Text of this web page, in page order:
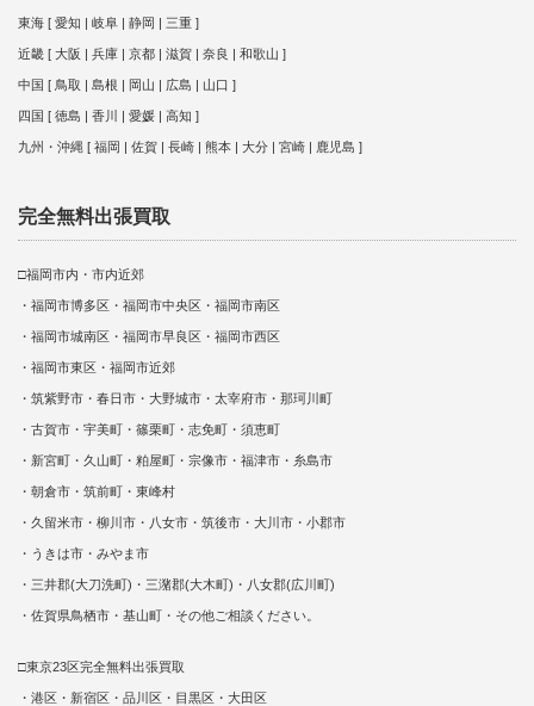
東海 [ 愛知 | 岐阜 | 静岡 | 三重 ]
近畿 [ 大阪 | 兵庫 | 京都 | 滋賀 | 奈良 | 和歌山 ]
中国 [ 鳥取 | 島根 | 岡山 | 広島 | 山口 ]
四国 [ 徳島 | 香川 | 愛媛 | 高知 ]
九州・沖縄 [ 福岡 | 佐賀 | 長崎 | 熊本 | 大分 | 宮崎 | 鹿児島 ]
完全無料出張買取
□福岡市内・市内近郊
・福岡市博多区・福岡市中央区・福岡市南区
・福岡市城南区・福岡市早良区・福岡市西区
・福岡市東区・福岡市近郊
・筑紫野市・春日市・大野城市・太宰府市・那珂川町
・古賀市・宇美町・篠栗町・志免町・須恵町
・新宮町・久山町・粕屋町・宗像市・福津市・糸島市
・朝倉市・筑前町・東峰村
・久留米市・柳川市・八女市・筑後市・大川市・小郡市
・うきは市・みやま市
・三井郡(大刀洗町)・三潴郡(大木町)・八女郡(広川町)
・佐賀県鳥栖市・基山町・その他ご相談ください。
□東京23区完全無料出張買取
・港区・新宿区・品川区・目黒区・大田区